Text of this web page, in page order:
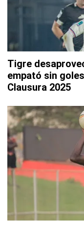
Tigre
empató sin
Clausura 2025